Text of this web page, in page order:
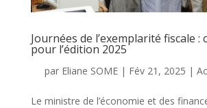
Journées de l’exemplarité fiscale :
pour l’édition 2025
par Eliane SOME| Fév 21, 2025 |
Le ministre de l’économie et des